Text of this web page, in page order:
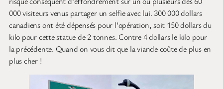
000 visiteurs venus partager un selfie avec lui. 300 000 dollars
canadiens ont été dépensés pour l’opération, soit 150 dollars du
kilo pour cette statue de 2 tonnes. Contre 4 dollars le kilo pour
la précédente. Quand on vous dit que la viande coûte de plus en
plus cher !